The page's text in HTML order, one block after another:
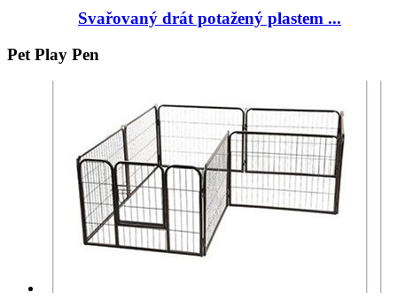
Svařovaný drát potažený plastem ...
Pet Play Pen